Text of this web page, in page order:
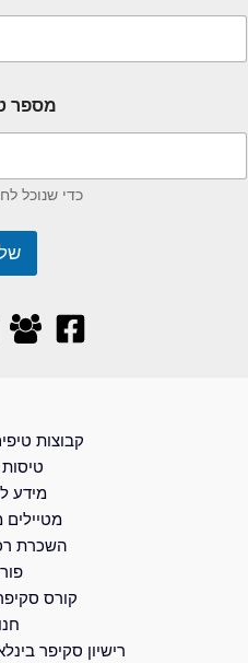
מספר
כדי שנוכל
קבוצות
טיסות
מידע
מטיילים
השכרת
קורס
רישיון סקיפר